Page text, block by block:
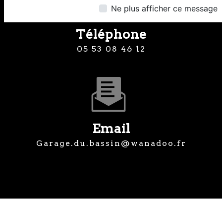
Ne plus afficher ce message
Téléphone
05 53 08 46 12
Email
garage.du.bassin@wanadoo.fr